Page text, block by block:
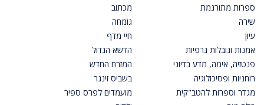
ספרות מתורגמת
שירה
עיון
אמנות ונובלות גרפיות
פנטזיה, אימה, מדע בדיוני
רוחניות ופסיכולוגיה
מגדר וספרות להטב"קית
מכתוב
גומחה
חיי מדף
הדשא הגדול
המזרח החדש
בשביס זינגר
מועמדים לפרס ספיר